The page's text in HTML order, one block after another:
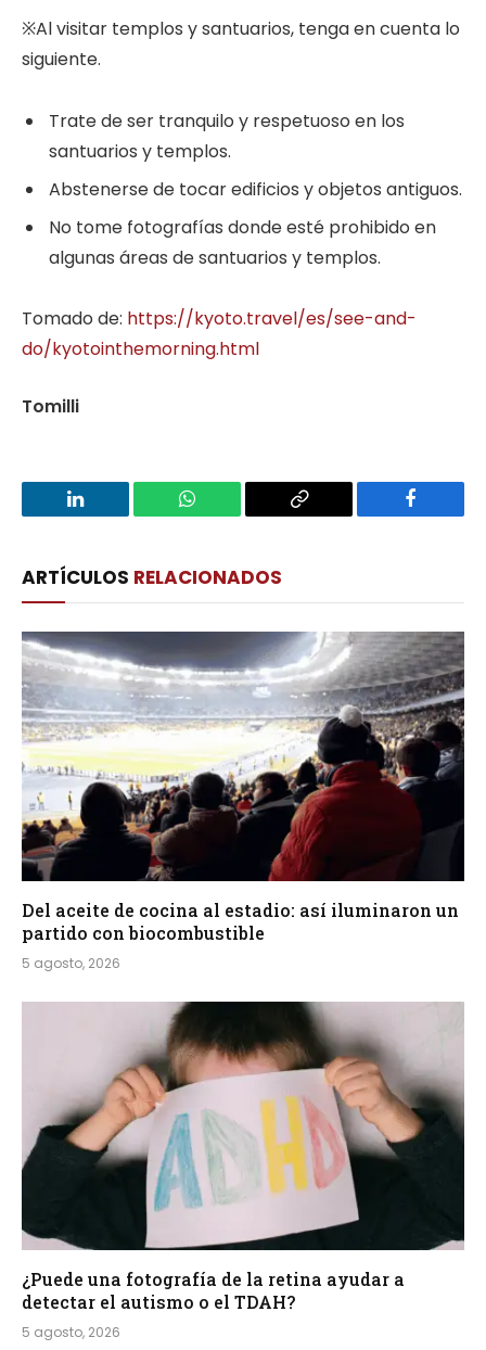
※Al visitar templos y santuarios, tenga en cuenta lo
siguiente.
Trate de ser tranquilo y respetuoso en los
santuarios y templos.
Abstenerse de tocar edificios y objetos antiguos.
No tome fotografías donde esté prohibido en
algunas áreas de santuarios y templos.
Tomado de: https://kyoto.travel/es/see-and-
do/kyotointhemorning.html
Tomilli
LinkedIn WhatsApp
Copy
Facebook
ARTÍCULOS RELACIONADOS
Del aceite de cocina al estadio: así iluminaron un
partido con biocombustible
5 agosto, 2026
¿Puede una fotografía de la retina ayudar a
detectar el autismo o el TDAH?
5 agosto, 2026